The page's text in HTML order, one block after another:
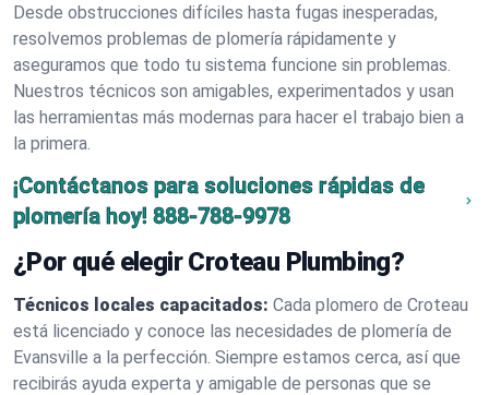
Desde obstrucciones difíciles hasta fugas inesperadas,
resolvemos problemas de plomería rápidamente y
aseguramos que todo tu sistema funcione sin problemas.
Nuestros técnicos son amigables, experimentados y usan
las herramientas más modernas para hacer el trabajo bien a
la primera.
¡Contáctanos para soluciones rápidas de
plomería hoy! 888-788-9978
¿Por qué elegir Croteau Plumbing?
Técnicos locales capacitados: Cada plomero de Croteau
está licenciado y conoce las necesidades de plomería de
Evansville a la perfección. Siempre estamos cerca, así que
recibirás ayuda experta y amigable de personas que se